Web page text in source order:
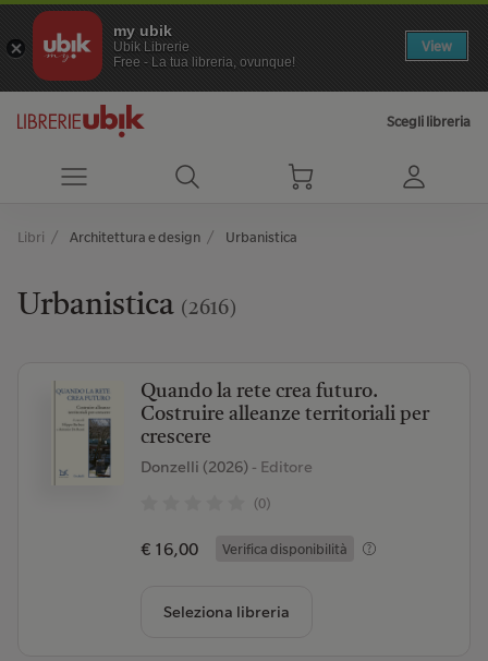
my ubik
Ubik Librerie
Free - La tua libreria, ovunque!
View
Scegli libreria
Libri Architettura e design Urbanistica
Urbanistica (2616)
Quando la rete crea futuro.
Costruire alleanze territoriali per
crescere
Donzelli (2026)- Editore
(0)
€ 16,00 Verifica disponibilità
Seleziona libreria